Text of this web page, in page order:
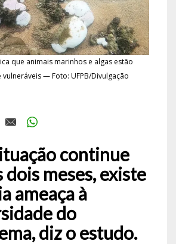
que animais marinhos e algas estão
— Foto: UFPB/Divulgação
continue
dois meses, existe
ameaça à
do
diz o estudo.